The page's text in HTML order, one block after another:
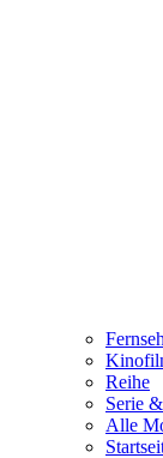
Reihe
Serie
Alle